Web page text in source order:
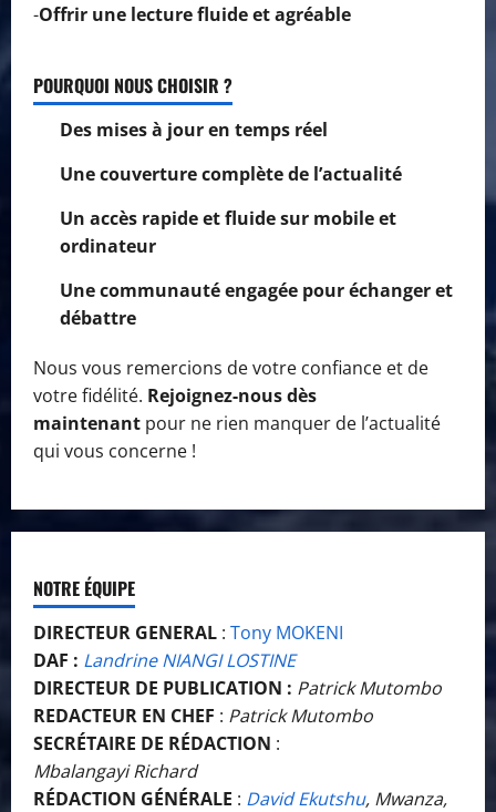
-Offrir une lecture fluide et agréable
POURQUOI NOUS CHOISIR ?
Des mises à jour en temps réel
Une couverture complète de l’actualité
Un accès rapide et fluide sur mobile et
ordinateur
Une communauté engagée pour échanger et
débattre
Nous vous remercions de votre confiance et de
votre fidélité. Rejoignez-nous dès
maintenant pour ne rien manquer de l’actualité
qui vous concerne !
NOTRE ÉQUIPE
DIRECTEUR GENERAL : Tony MOKENI
DAF : Landrine NIANGI LOSTINE
DIRECTEUR DE PUBLICATION : Patrick Mutombo
REDACTEUR EN CHEF : Patrick Mutombo
SECRÉTAIRE DE RÉDACTION :
Mbalangayi Richard
RÉDACTION GÉNÉRALE : David Ekutshu, Mwanza,